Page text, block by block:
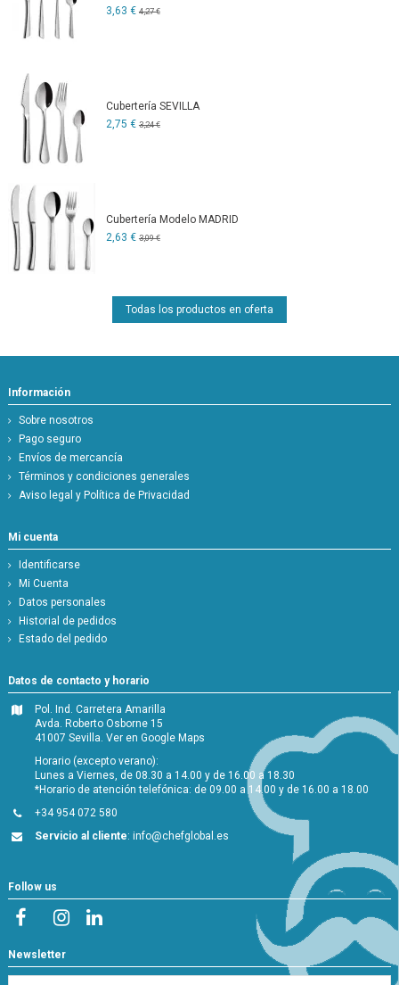
3,63 € 4,27 €
Cubertería SEVILLA
2,75 € 3,24 €
Cubertería Modelo MADRID
2,63 € 3,09 €
Todas los productos en oferta
Información
Sobre nosotros
Pago seguro
Envíos de mercancía
Términos y condiciones generales
Aviso legal y Política de Privacidad
Mi cuenta
Identificarse
Mi Cuenta
Datos personales
Historial de pedidos
Estado del pedido
Datos de contacto y horario
Pol. Ind. Carretera Amarilla
Avda. Roberto Osborne 15
41007 Sevilla.Ver en Google Maps
Horario (excepto verano):
Lunes a Viernes, de 08.30 a 14.00 y de 16.00 a 18.30
*Horario de atención telefónica: de 09.00 a 14.00 y de 16.00 a 18.00
+34 954 072 580
Servicio al cliente:info@chefglobal.es
Follow us
Newsletter